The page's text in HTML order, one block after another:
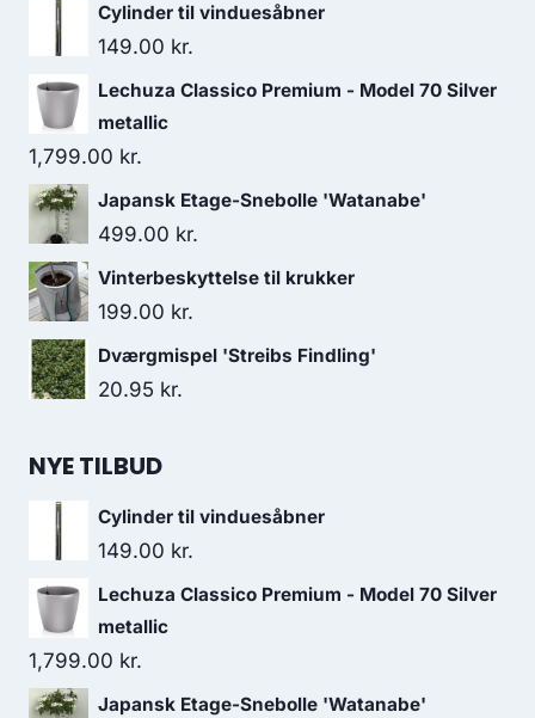
Cylinder til vinduesåbner
149.00 kr.
Lechuza Classico Premium - Model 70 Silver
metallic
1,799.00 kr.
Japansk Etage-Snebolle 'Watanabe'
499.00 kr.
Vinterbeskyttelse til krukker
199.00 kr.
Dværgmispel 'Streibs Findling'
20.95 kr.
NYE TILBUD
Cylinder til vinduesåbner
149.00 kr.
Lechuza Classico Premium - Model 70 Silver
metallic
1,799.00 kr.
Japansk Etage-Snebolle 'Watanabe'